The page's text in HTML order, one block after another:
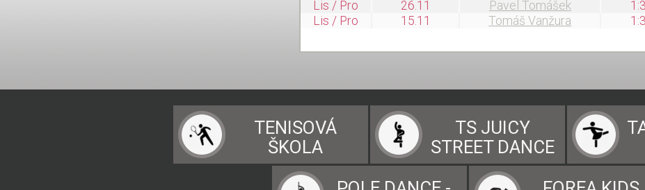
Lis / Pro
26.11 Pavel Tomášek 1:3
Lis / Pro
15.11 Tomáš Vanžura 1:3
TENISOVÁ
ŠKOLA
TS JUICY
STREET DANCE